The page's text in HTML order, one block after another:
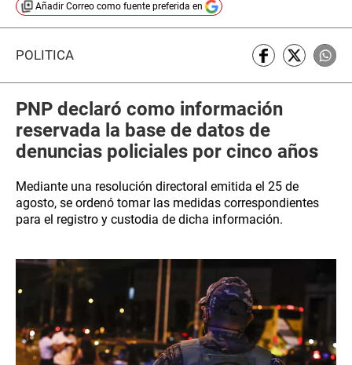
Añadir Correo como fuente preferida en
POLÍTICA
PNP declaró como información
reservada la base de datos de
denuncias policiales por cinco años
Mediante una resolución directoral emitida el 25 de
agosto, se ordenó tomar las medidas correspondientes
para el registro y custodia de dicha información.